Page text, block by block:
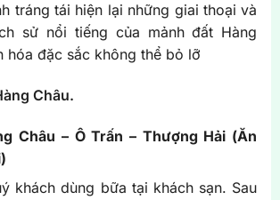
tráng tái hiện lại những giai thoại và
sử nổi tiếng của mảnh đất Hàng
hóa đặc sắc không thể bỏ lỡ
Châu.
Châu – Ô Trấn – Thượng Hải (Ăn
khách dùng bữa tại khách sạn. Sau